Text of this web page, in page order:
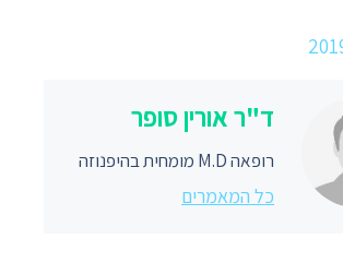
ד"ר אורין סופר
רופאה M.D מומחית בהיפנוזה
כל המאמרים